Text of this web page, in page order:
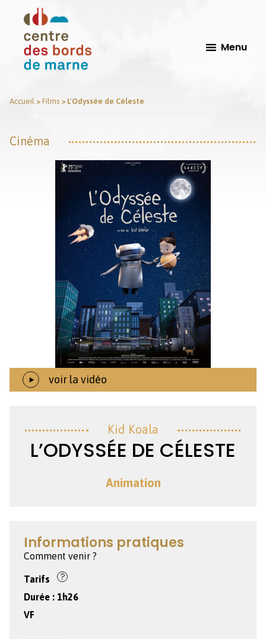
contenu
principal
CdbM
Perreux
sur
Centre
de
Menu
Accueil > Films > L'Odyssée de Céleste
Cinéma
voir la vidéo
Kid Koala
L’ODYSSÉE DE CÉLESTE
Animation
Informations pratiques
Comment venir ?
Tarifs
Durée : 1h26
VF